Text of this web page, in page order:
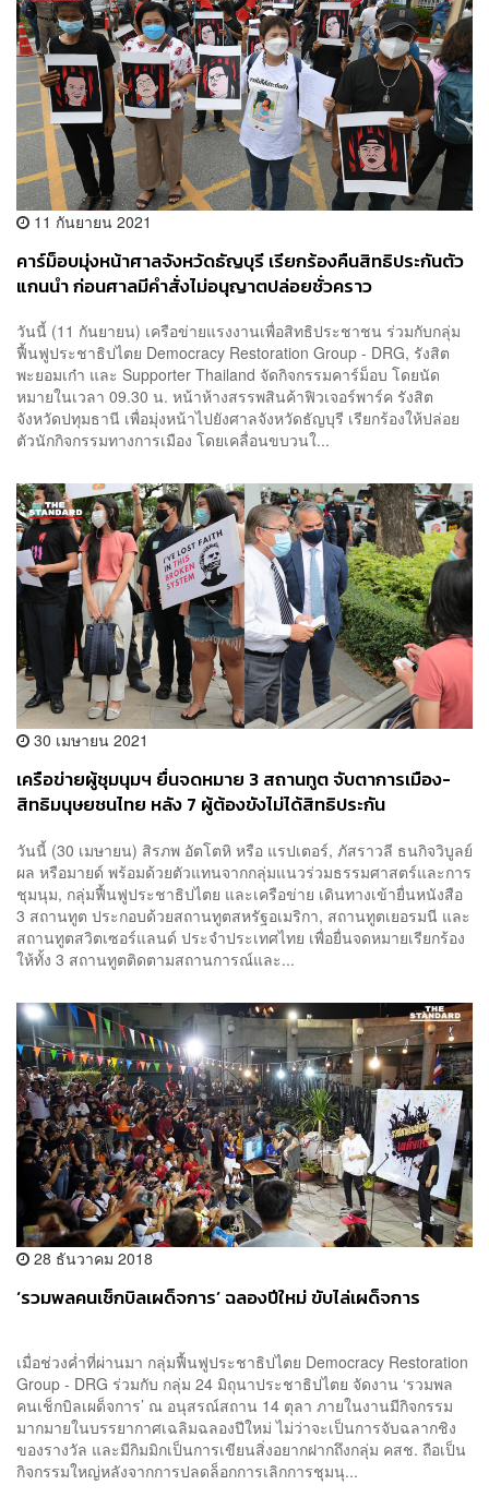
11 กันยายน 2021
คาร์ม็อบมุ่งหน้าศาลจังหวัดธัญบุรี เรียกร้องคืนสิทธิประกันตัว
แกนนำ ก่อนศาลมีคำสั่งไม่อนุญาตปล่อยชั่วคราว
วันนี้ (11 กันยายน) เครือข่ายแรงงานเพื่อสิทธิประชาชน ร่วมกับกลุ่ม
ฟื้นฟูประชาธิปไตย Democracy Restoration Group - DRG, รังสิต
พะยอมเก๋า และ Supporter Thailand จัดกิจกรรมคาร์ม็อบ โดยนัด
หมายในเวลา 09.30 น. หน้าห้างสรรพสินค้าฟิวเจอร์พาร์ค รังสิต
จังหวัดปทุมธานี เพื่อมุ่งหน้าไปยังศาลจังหวัดธัญบุรี เรียกร้องให้ปล่อย
ตัวนักกิจกรรมทางการเมือง โดยเคลื่อนขบวนใ...
30 เมษายน 2021
เครือข่ายผู้ชุมนุมฯ ยื่นจดหมาย 3 สถานทูต จับตาการเมือง-
สิทธิมนุษยชนไทย หลัง 7 ผู้ต้องขังไม่ได้สิทธิประกัน
วันนี้ (30 เมษายน) สิรภพ อัตโตหิ หรือ แรปเตอร์, ภัสราวลี ธนกิจวิบูลย์
ผล หรือมายด์ พร้อมด้วยตัวแทนจากกลุ่มแนวร่วมธรรมศาสตร์และการ
ชุมนุม, กลุ่มฟื้นฟูประชาธิปไตย และเครือข่าย เดินทางเข้ายื่นหนังสือ
3 สถานทูต ประกอบด้วยสถานทูตสหรัฐอเมริกา, สถานทูตเยอรมนี และ
สถานทูตสวิตเซอร์แลนด์ ประจำประเทศไทย เพื่อยื่นจดหมายเรียกร้อง
ให้ทั้ง 3 สถานทูตติดตามสถานการณ์และ...
28 ธันวาคม 2018
‘รวมพลคนเช็กบิลเผด็จการ’ ฉลองปีใหม่ ขับไล่เผด็จการ
เมื่อช่วงค่ำที่ผ่านมา กลุ่มฟื้นฟูประชาธิปไตย Democracy Restoration
Group - DRG ร่วมกับ กลุ่ม 24 มิถุนาประชาธิปไตย จัดงาน ‘รวมพล
คนเช็กบิลเผด็จการ’ ณ อนุสรณ์สถาน 14 ตุลา ภายในงานมีกิจกรรม
มากมายในบรรยากาศเฉลิมฉลองปีใหม่ ไม่ว่าจะเป็นการจับฉลากชิง
ของรางวัล และมีกิมมิกเป็นการเขียนสิ่งอยากฝากถึงกลุ่ม คสช. ถือเป็น
กิจกรรมใหญ่หลังจากการปลดล็อกการเลิกการชุมนุ...